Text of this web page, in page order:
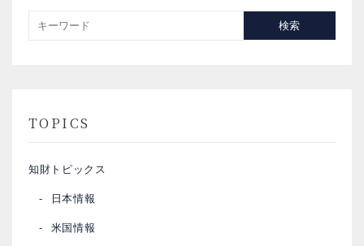
検索
TOPICS
知財トピックス
日本情報
米国情報